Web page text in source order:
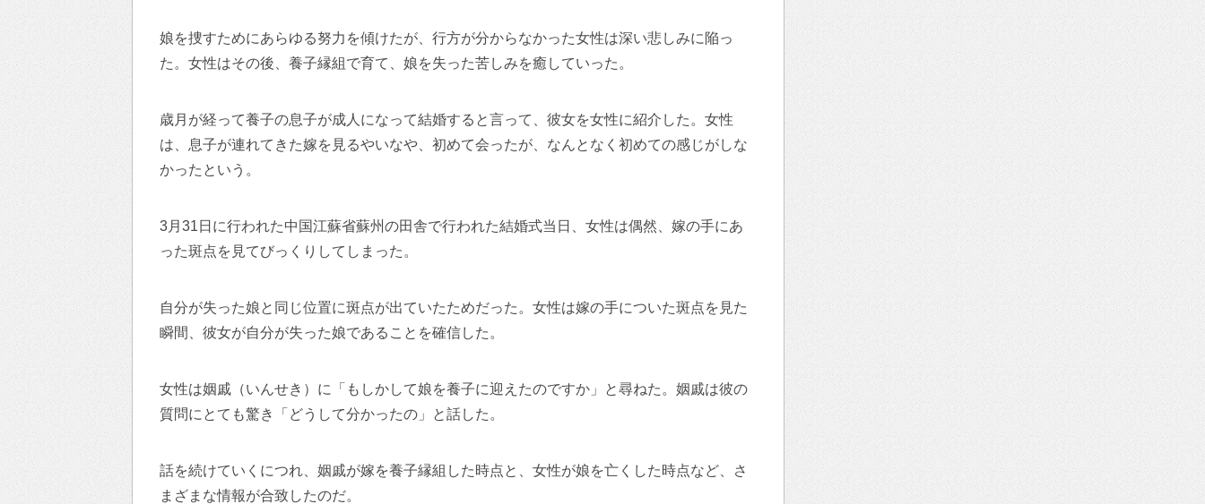
娘を捜すためにあらゆる努力を傾けたが、行方が分からなかった女性は深い悲しみに陥っ
た。女性はその後、養子縁組で育て、娘を失った苦しみを癒していった。
歳月が経って養子の息子が成人になって結婚すると言って、彼女を女性に紹介した。女性
は、息子が連れてきた嫁を見るやいなや、初めて会ったが、なんとなく初めての感じがしな
かったという。
3月31日に行われた中国江蘇省蘇州の田舎で行われた結婚式当日、女性は偶然、嫁の手にあ
った斑点を見てびっくりしてしまった。
自分が失った娘と同じ位置に斑点が出ていたためだった。女性は嫁の手についた斑点を見た
瞬間、彼女が自分が失った娘であることを確信した。
女性は姻戚（いんせき）に「もしかして娘を養子に迎えたのですか」と尋ねた。姻戚は彼の
質問にとても驚き「どうして分かったの」と話した。
話を続けていくにつれ、姻戚が嫁を養子縁組した時点と、女性が娘を亡くした時点など、さ
まざまな情報が合致したのだ。